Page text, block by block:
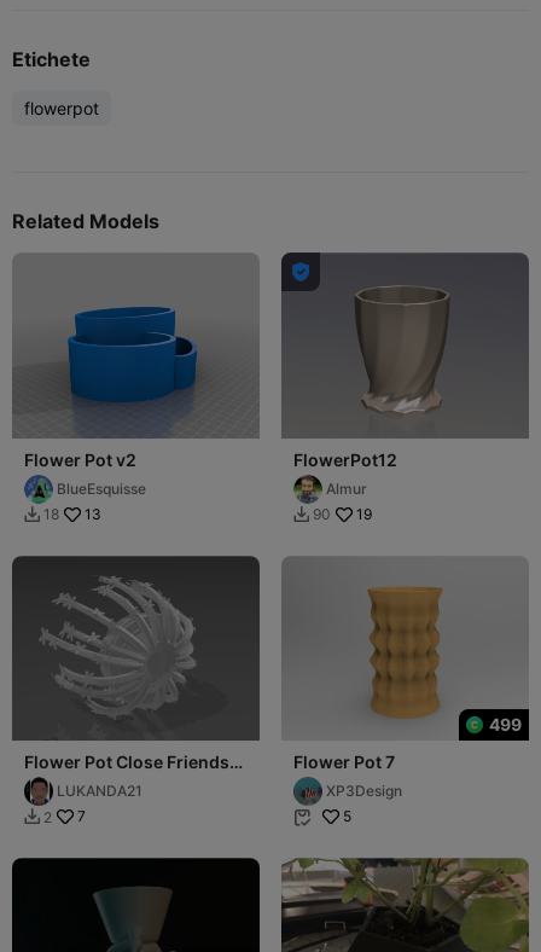
Etichete
flowerpot
Related Models
Flower Pot v2
BlueEsquisse
 18 13

FlowerPot12
Almur
 90 19
Flower Pot Close Friends
Protocol Design
LUKANDA21
 2 7
499
Flower Pot 7
XP3Design
 5